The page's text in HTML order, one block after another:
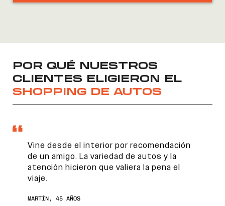
POR QUÉ NUESTROS
CLIENTES ELIGIERON EL
SHOPPING DE AUTOS
Vine desde el interior por recomendación
de un amigo. La variedad de autos y la
atención hicieron que valiera la pena el
viaje.
MARTÍN, 45 AÑOS